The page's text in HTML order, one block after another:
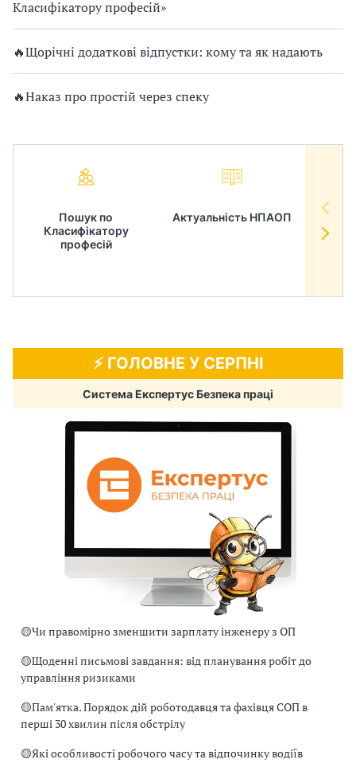
Класифікатору професій»
🔥Щорічні додаткові відпустки: кому та як надають
🔥Наказ про простій через спеку
Пошук по
Класифікатору
професій
Актуальність НПАОП
⚡️ ГОЛОВНЕ У СЕРПНІ
Система Експертус Безпека праці
🟡Чи правомірно зменшити зарплату інженеру з ОП
🟡Щоденні письмові завдання: від планування робіт до
управління ризиками
🟡Пам'ятка. Порядок дій роботодавця та фахівця СОП в
перші 30 хвилин після обстрілу
🟡Які особливості робочого часу та відпочинку водіїв